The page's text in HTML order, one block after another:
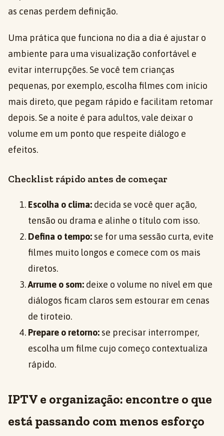
as cenas perdem definição.
Uma prática que funciona no dia a dia é ajustar o
ambiente para uma visualização confortável e
evitar interrupções. Se você tem crianças
pequenas, por exemplo, escolha filmes com início
mais direto, que pegam rápido e facilitam retomar
depois. Se a noite é para adultos, vale deixar o
volume em um ponto que respeite diálogo e
efeitos.
Checklist rápido antes de começar
Escolha o clima: decida se você quer ação,
tensão ou drama e alinhe o título com isso.
Defina o tempo: se for uma sessão curta, evite
filmes muito longos e comece com os mais
diretos.
Arrume o som: deixe o volume no nível em que
diálogos ficam claros sem estourar em cenas
de tiroteio.
Prepare o retorno: se precisar interromper,
escolha um filme cujo começo contextualiza
rápido.
IPTV e organização: encontre o que
está passando com menos esforço